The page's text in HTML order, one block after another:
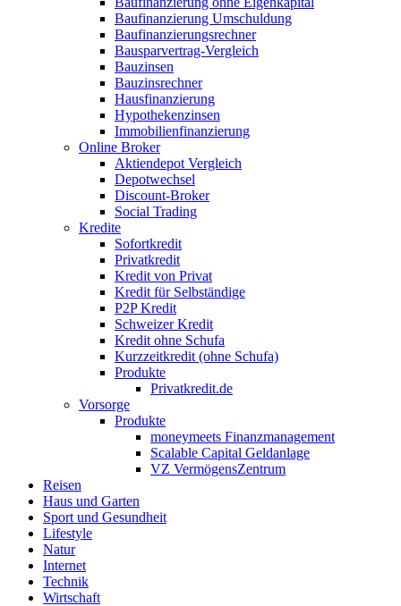
Baufinanzierung Umschuldung
Baufinanzierungsrechner
Bausparvertrag-Vergleich
Bauzinsen
Bauzinsrechner
Hausfinanzierung
Hypothekenzinsen
Immobilienfinanzierung
Online Broker
Aktiendepot Vergleich
Depotwechsel
Discount-Broker
Social Trading
Kredite
Sofortkredit
Privatkredit
Kredit von Privat
Kredit für Selbständige
P2P Kredit
Schweizer Kredit
Kredit ohne Schufa
Kurzzeitkredit (ohne Schufa)
Produkte
Privatkredit.de
Vorsorge
Produkte
moneymeets Finanzmanagement
Scalable Capital Geldanlage
VZ VermögensZentrum
Reisen
Haus und Garten
Sport und Gesundheit
Lifestyle
Natur
Internet
Technik
Wirtschaft